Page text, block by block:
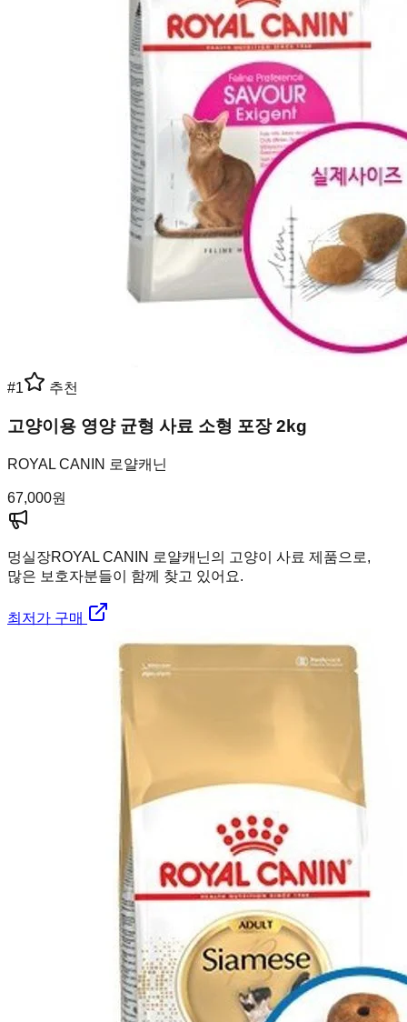
#1 추천
고양이용 영양 균형 사료 소형 포장 2kg
ROYAL CANIN 로얄캐닌
67,000원
멍실장ROYAL CANIN 로얄캐닌의 고양이 사료 제품으로,
많은 보호자분들이 함께 찾고 있어요.
최저가 구매